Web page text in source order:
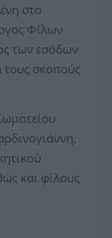
στο
Φίλων
των εσόδων
τους σκοπούς
και φίλους